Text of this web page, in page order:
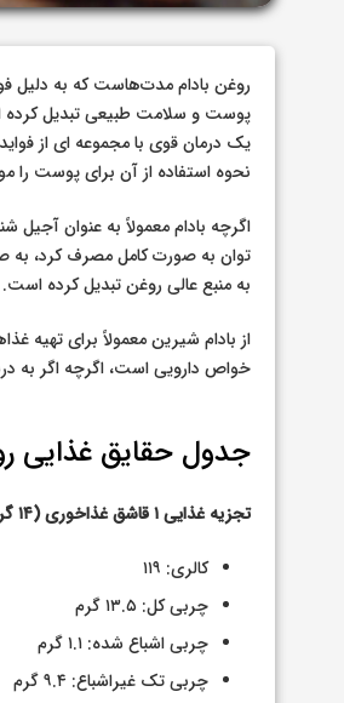
روغن بادام مدت‌هاست که به دلیل
پوست و سلامت طبیعی تبدیل کرده
یک درمان قوی با مجموعه ای از
نحوه استفاده از آن برای پوست را
اگرچه بادام معمولاً به عنوان
توان به صورت کامل مصرف کرد، به
به منبع عالی روغن تبدیل کرده است.
از بادام شیرین معمولاً برای تهیه
خواص دارویی است، اگرچه اگر به
جدول حقایق غذایی
تجزیه غذایی ۱ قاشق غذاخوری (۱۴ گرم) روغن بادام آورده شده است:
کالری: ۱۱۹
چربی کل: ۱۳.۵ گرم
چربی اشباع شده: ۱.۱ گرم
چربی تک غیراشباع: ۹.۴ گرم